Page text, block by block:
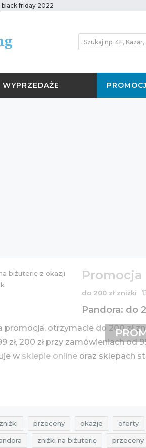
black friday 2022
WYPRZEDAŻE
Promocja
do 200 zł zniżki
Pandora: do
promocja, otrzymacie do 200 zł
zł, 200 zł przy zamówieniach od
w sklepie online oraz sklepach
zniżki przeceny okazje oferty
zniżki na biżuterię przeceny